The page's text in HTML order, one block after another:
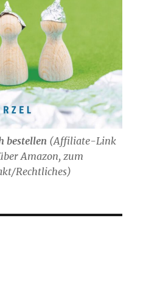
bestellen (Affiliate-Link
Amazon, zum
Rechtliches)